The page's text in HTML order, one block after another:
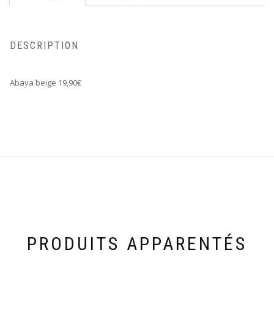
DESCRIPTION
Abaya beige 19,90€
PRODUITS APPARENTÉS